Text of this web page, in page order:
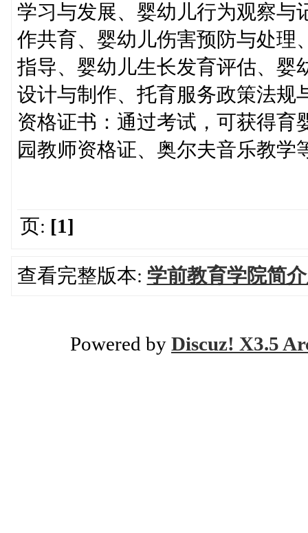
学习与发展、婴幼儿行为观察与
作共育、婴幼儿伤害预防与处理
指导、婴幼儿生长发育评估、婴
设计与制作、托育服务政策法规
资格证书：通过考试，可获得育
园教师资格证、奥尔夫音乐教学
页: [1]
查看完整版本: 学前教育学院简
Powered by Discuz! X3.5